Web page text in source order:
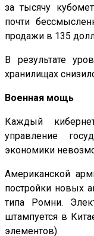
за тысячу
почти
продажи в 135
В результате
хранилищах
Военная мощь
Каждый
управление
экономики
Американской
постройки новых
типа Ромни.
штампуется в
элементов).